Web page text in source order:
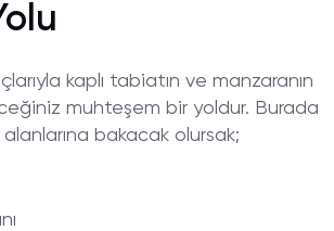
kaplı tabiatın ve manzaranın
muhteşem bir yoldur. Burada
bakacak olursak;